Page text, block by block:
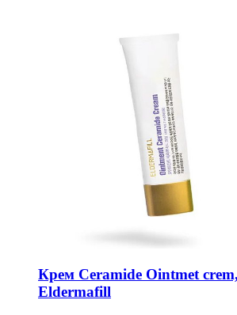
Крем Ceramide Ointmet
Eldermafill